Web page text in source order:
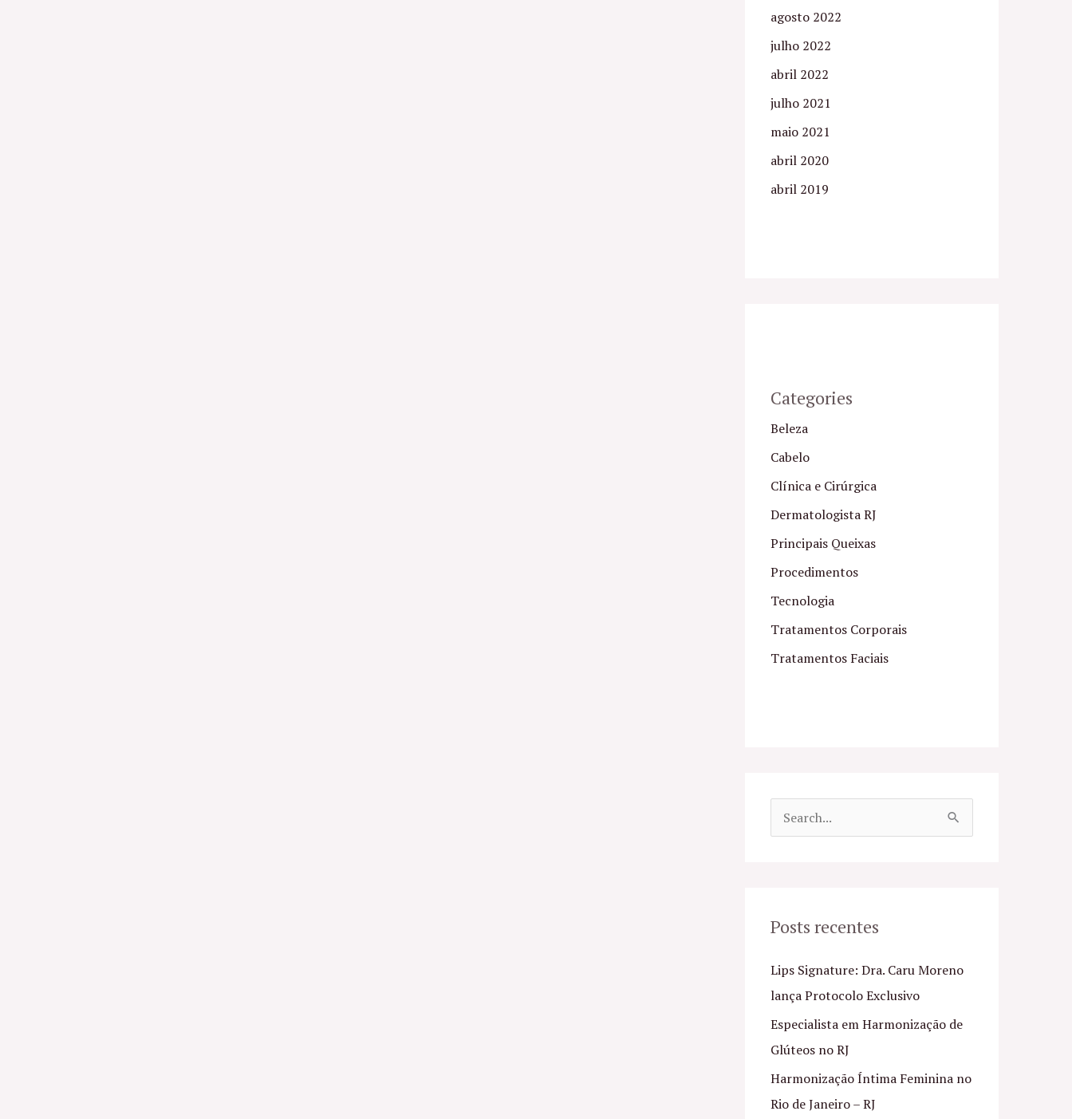
agosto 2022
julho 2022
abril 2022
julho 2021
maio 2021
abril 2020
abril 2019
Categories
Beleza
Cabelo
Clínica e Cirúrgica
Dermatologista RJ
Principais Queixas
Procedimentos
Tecnologia
Tratamentos Corporais
Tratamentos Faciais
u
s
a
r
p
o
r
Posts recentes
Lips Signature: Dra. Caru Moreno
lança Protocolo Exclusivo
Especialista em Harmonização de
Glúteos no RJ
Harmonização Íntima Feminina no
Rio de Janeiro – RJ